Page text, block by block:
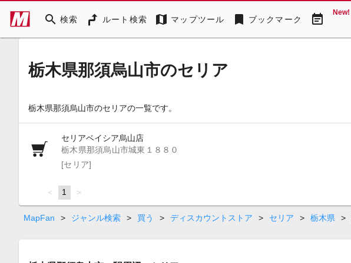
search 検索 ルート検索 map マップツール bookmark ブックマーク event_note New!
栃木県那須烏山市のセリア
栃木県那須烏山市のセリアの一覧です。
セリアベイシア烏山店
栃木県那須烏山市城東１８８０
[セリア]
page
You're
on
page
1 page
MapFan > ジャンル検索 > 買う > ディスカウントストア > セリア > 栃木県 >